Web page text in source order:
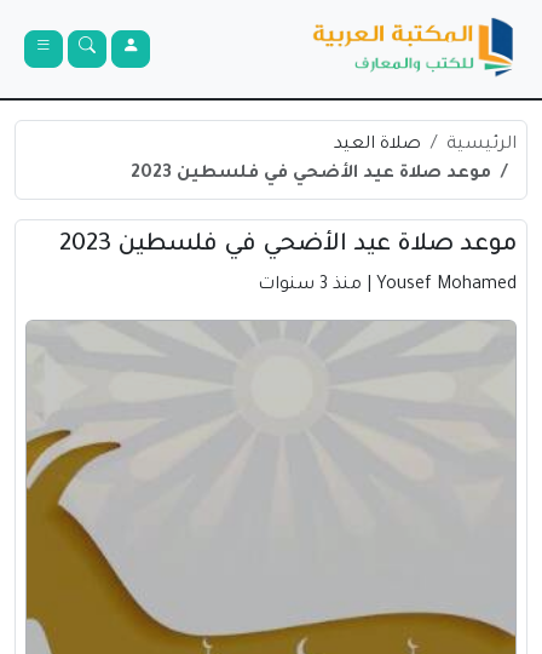
الرئيسية
صلاة العيد
موعد صلاة عيد الأضحي في فلسطين 2023
موعد صلاة عيد الأضحي في فلسطين 2023
Yousef Mohamed | منذ 3 سنوات